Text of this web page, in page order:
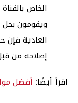
الخاص
ويقومون
العادية
إصلاحه من
اقرأ أيضًا: أفضل